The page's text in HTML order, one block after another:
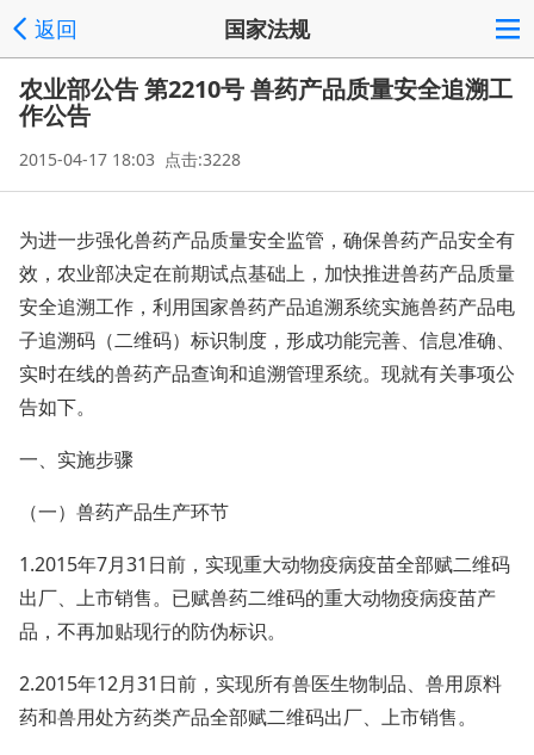
返回 国家法规
农业部公告 第2210号 兽药产品质量安全追溯工
作公告
2015-04-17 18:03 点击:3228
为进一步强化兽药产品质量安全监管，确保兽药产品安全有
效，农业部决定在前期试点基础上，加快推进兽药产品质量
安全追溯工作，利用国家兽药产品追溯系统实施兽药产品电
子追溯码（二维码）标识制度，形成功能完善、信息准确、
实时在线的兽药产品查询和追溯管理系统。现就有关事项公
告如下。
一、实施步骤
（一）兽药产品生产环节
1.2015年7月31日前，实现重大动物疫病疫苗全部赋二维码
出厂、上市销售。已赋兽药二维码的重大动物疫病疫苗产
品，不再加贴现行的防伪标识。
2.2015年12月31日前，实现所有兽医生物制品、兽用原料
药和兽用处方药类产品全部赋二维码出厂、上市销售。